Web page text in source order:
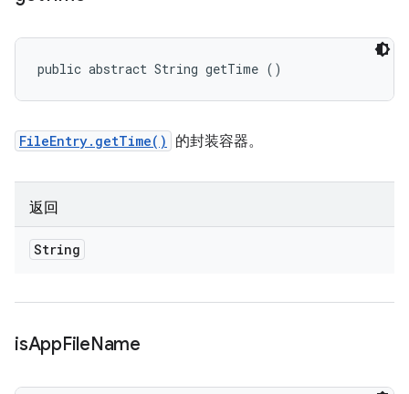
public abstract String getTime ()
FileEntry.getTime() 的封装容器。
返回
String
isAppFileName